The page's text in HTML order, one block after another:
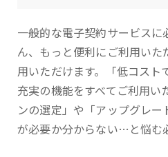
一般的な電子契約サービスに
ん、もっと便利にご利用いた
用いただけます。「低コスト
充実の機能をすべてご利用い
ンの選定」や「アップグレ
が必要か分からない…と悩む